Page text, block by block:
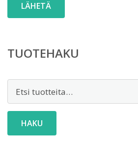
TUOTEHAKU
HAKU